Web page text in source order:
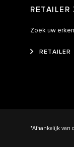
RETAILER
Zoek uw
RETAILER
*Afhankelijk van